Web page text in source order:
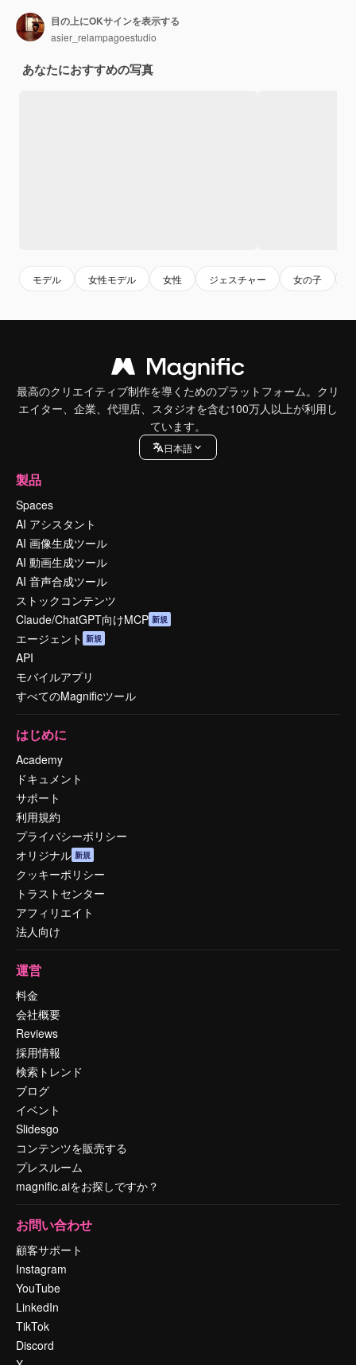
目の上にOKサインを表示する
asier_relampagoestudio
あなたにおすすめの写真
モデル 女性モデル 女性 ジェスチャー 女の子
最高のクリエイティブ制作を導くためのプラットフォーム。クリ
エイター、企業、代理店、スタジオを含む100万人以上が利用し
ています。
日本語
製品
Spaces
AI アシスタント
AI 画像生成ツール
AI 動画生成ツール
AI 音声合成ツール
ストックコンテンツ
Claude/ChatGPT向けMCP 新規
エージェント 新規
API
モバイルアプリ
すべてのMagnificツール
はじめに
Academy
ドキュメント
サポート
利用規約
プライバシーポリシー
オリジナル 新規
クッキーポリシー
トラストセンター
アフィリエイト
法人向け
運営
料金
会社概要
Reviews
採用情報
検索トレンド
ブログ
イベント
Slidesgo
コンテンツを販売する
プレスルーム
magnific.aiをお探しですか？
お問い合わせ
顧客サポート
Instagram
YouTube
LinkedIn
TikTok
Discord